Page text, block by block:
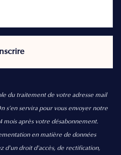
du traitement de votre adresse mail
s’en servira pour vous envoyer notre
mois après votre désabonnement.
en matière de données
d'un droit d'accès, de rectification,